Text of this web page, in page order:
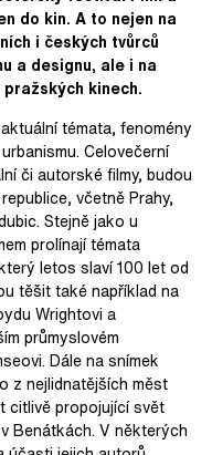
do kin. A to nejen na
i českých tvůrců
a designu, ale i na
kinech.
témata, fenomény
Celovečerní
či autorské filmy, budou
včetně Prahy,
Stejně jako u
prolínají témata
letos slaví 100 let od
těšit také například na
Wrightovi a
průmyslovém
Dále na snímek
z nejlidnatějších měst
citlivě propojující svět
Benátkách. V některých